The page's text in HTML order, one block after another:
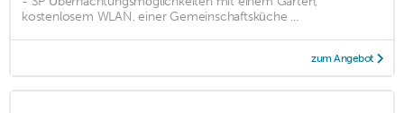
kostenlosem WLAN, einer Gemeinschaftsküche ...
zum Angebot